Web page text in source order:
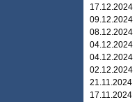
17.12.2024
09.12.2024
08.12.2024
04.12.2024
04.12.2024
02.12.2024
21.11.2024
17.11.2024